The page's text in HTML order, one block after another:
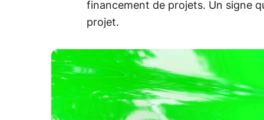
financement de projets. Un signe
projet.